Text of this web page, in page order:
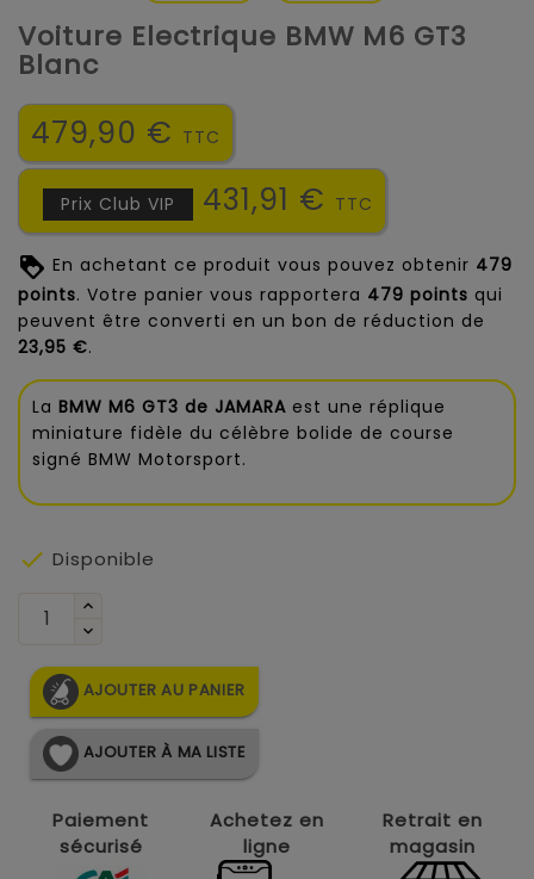
Voiture Electrique BMW M6 GT3
Blanc
479,90 € TTC
Prix Club VIP 431,91 € TTC
En achetant ce produit vous pouvez obtenir 479
points. Votre panier vous rapportera 479 points qui
peuvent être converti en un bon de réduction de
23,95 €.
La BMW M6 GT3 de JAMARA est une réplique
miniature fidèle du célèbre bolide de course
signé BMW Motorsport.
 Disponible
AJOUTER AU PANIER
AJOUTER À MA LISTE
Paiement
sécurisé
Achetez en
ligne
Retrait en
magasin